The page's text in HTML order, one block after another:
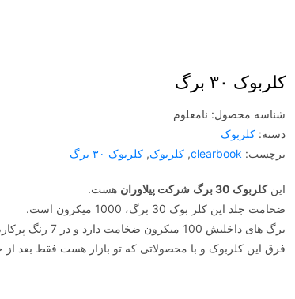
کلربوک ۳۰ برگ
شناسه محصول: نامعلوم
دسته:کلربوک
برچسب: clearbook
,کلربوک,کلربوک ۳۰ برگ
اینکلربوک 30 برگ شرکت پیلاوران هست.
ضخامت جلد این کلر بوک 30 برگ، 1000 میکرون است.
برگ های داخلیش 100 میکرون ضخامت دارد و در 7 رنگ پرکاربرد تولیده شده.
فرق این کلربوک و با محصولاتی که تو بازار هست فقط بعد